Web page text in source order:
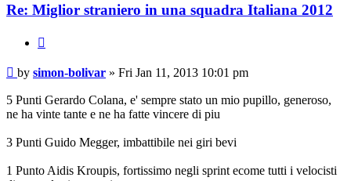
Re: Miglior straniero in una squadra Italiana 2012
Post
by simon-bolivar » Fri Jan 11, 2013 10:01 pm
5 Punti Gerardo Colana, e' sempre stato un mio pupillo, generoso,
ne ha vinte tante e ne ha fatte vincere di piu
3 Punti Guido Megger, imbattibile nei giri bevi
1 Punto Aidis Kroupis, fortissimo negli sprint ecome tutti i velocisti